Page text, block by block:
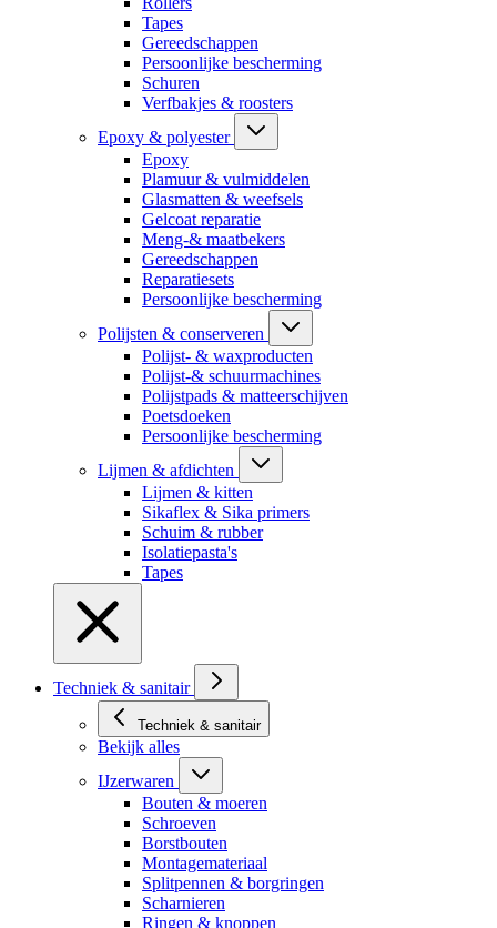
Tapes
Gereedschappen
Persoonlijke bescherming
Schuren
Verfbakjes & roosters
Epoxy & polyester
Epoxy
Plamuur & vulmiddelen
Glasmatten & weefsels
Gelcoat reparatie
Meng-& maatbekers
Gereedschappen
Reparatiesets
Persoonlijke bescherming
Polijsten & conserveren
Polijst- & waxproducten
Polijst-& schuurmachines
Polijstpads & matteerschijven
Poetsdoeken
Persoonlijke bescherming
Lijmen & afdichten
Lijmen & kitten
Sikaflex & Sika primers
Schuim & rubber
Isolatiepasta's
Tapes
Techniek & sanitair
Techniek & sanitair
Bekijk alles
IJzerwaren
Bouten & moeren
Schroeven
Borstbouten
Montagemateriaal
Splitpennen & borgringen
Scharnieren
Ringen & knoppen